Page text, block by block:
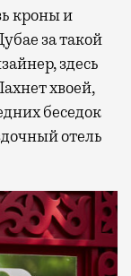
кроны и
за такой
здесь
хвоей,
беседок
отель